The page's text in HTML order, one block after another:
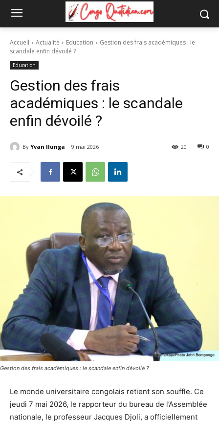
Accueil Actualité Education
Gestion des frais académiques : le
scandale enfin dévoilé ?
Education
Gestion des frais
académiques : le scandale
enfin dévoilé ?
By Yvan Ilunga 9 mai 2026 0
20
Gestion des frais académiques : le scandale enfin dévoilé ?
Le monde universitaire congolais retient son souffle. Ce
jeudi 7 mai 2026, le rapporteur du bureau de l’Assemblée
nationale, le professeur Jacques Djoli, a officiellement